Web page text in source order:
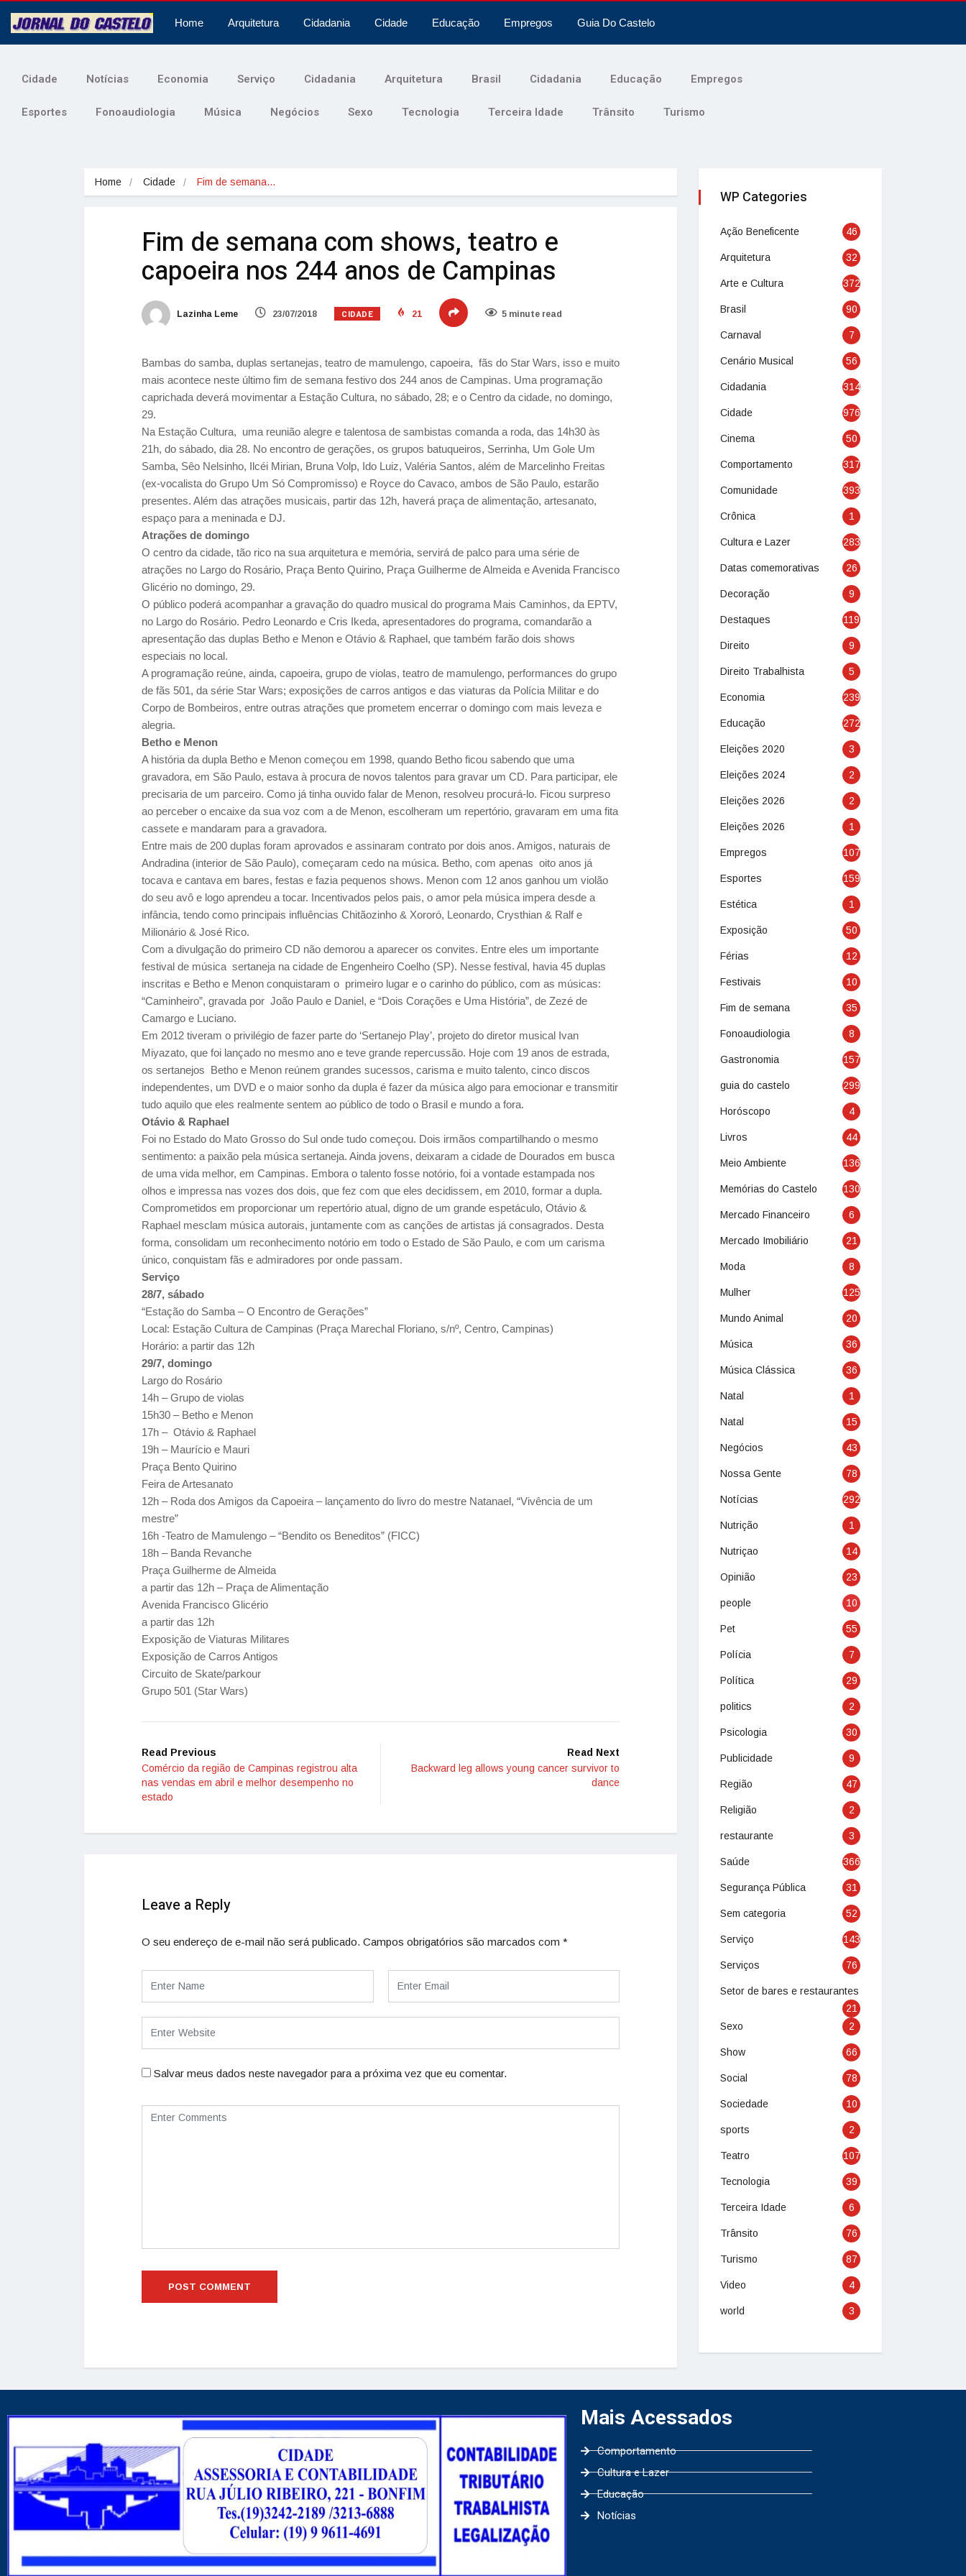
Home Arquitetura Cidadania Cidade Educação Empregos Guia Do Castelo
Cidade Notícias Economia Serviço Cidadania Arquitetura Brasil Cidadania Educação Empregos
Esportes Fonoaudiologia Música Negócios Sexo Tecnologia Terceira Idade Trânsito Turismo
Home Cidade Fim de semana…
Fim de semana com shows, teatro e
capoeira nos 244 anos de Campinas
Lazinha Leme 23/07/2018 CIDADE 21 5 minute read
Bambas do samba, duplas sertanejas, teatro de mamulengo, capoeira, fãs do Star Wars, isso e muito
mais acontece neste último fim de semana festivo dos 244 anos de Campinas. Uma programação
caprichada deverá movimentar a Estação Cultura, no sábado, 28; e o Centro da cidade, no domingo,
29.
Na Estação Cultura, uma reunião alegre e talentosa de sambistas comanda a roda, das 14h30 às
21h, do sábado, dia 28. No encontro de gerações, os grupos batuqueiros, Serrinha, Um Gole Um
Samba, Sêo Nelsinho, Ilcéi Mirian, Bruna Volp, Ido Luiz, Valéria Santos, além de Marcelinho Freitas
(ex-vocalista do Grupo Um Só Compromisso) e Royce do Cavaco, ambos de São Paulo, estarão
presentes. Além das atrações musicais, partir das 12h, haverá praça de alimentação, artesanato,
espaço para a meninada e DJ.
Atrações de domingo
O centro da cidade, tão rico na sua arquitetura e memória, servirá de palco para uma série de
atrações no Largo do Rosário, Praça Bento Quirino, Praça Guilherme de Almeida e Avenida Francisco
Glicério no domingo, 29.
O público poderá acompanhar a gravação do quadro musical do programa Mais Caminhos, da EPTV,
no Largo do Rosário. Pedro Leonardo e Cris Ikeda, apresentadores do programa, comandarão a
apresentação das duplas Betho e Menon e Otávio & Raphael, que também farão dois shows
especiais no local.
A programação reúne, ainda, capoeira, grupo de violas, teatro de mamulengo, performances do grupo
de fãs 501, da série Star Wars; exposições de carros antigos e das viaturas da Polícia Militar e do
Corpo de Bombeiros, entre outras atrações que prometem encerrar o domingo com mais leveza e
alegria.
Betho e Menon
A história da dupla Betho e Menon começou em 1998, quando Betho ficou sabendo que uma
gravadora, em São Paulo, estava à procura de novos talentos para gravar um CD. Para participar, ele
precisaria de um parceiro. Como já tinha ouvido falar de Menon, resolveu procurá-lo. Ficou surpreso
ao perceber o encaixe da sua voz com a de Menon, escolheram um repertório, gravaram em uma fita
cassete e mandaram para a gravadora.
Entre mais de 200 duplas foram aprovados e assinaram contrato por dois anos. Amigos, naturais de
Andradina (interior de São Paulo), começaram cedo na música. Betho, com apenas oito anos já
tocava e cantava em bares, festas e fazia pequenos shows. Menon com 12 anos ganhou um violão
do seu avô e logo aprendeu a tocar. Incentivados pelos pais, o amor pela música impera desde a
infância, tendo como principais influências Chitãozinho & Xororó, Leonardo, Crysthian & Ralf e
Milionário & José Rico.
Com a divulgação do primeiro CD não demorou a aparecer os convites. Entre eles um importante
festival de música sertaneja na cidade de Engenheiro Coelho (SP). Nesse festival, havia 45 duplas
inscritas e Betho e Menon conquistaram o primeiro lugar e o carinho do público, com as músicas:
“Caminheiro”, gravada por João Paulo e Daniel, e “Dois Corações e Uma História”, de Zezé de
Camargo e Luciano.
Em 2012 tiveram o privilégio de fazer parte do ‘Sertanejo Play’, projeto do diretor musical Ivan
Miyazato, que foi lançado no mesmo ano e teve grande repercussão. Hoje com 19 anos de estrada,
os sertanejos Betho e Menon reúnem grandes sucessos, carisma e muito talento, cinco discos
independentes, um DVD e o maior sonho da dupla é fazer da música algo para emocionar e transmitir
tudo aquilo que eles realmente sentem ao público de todo o Brasil e mundo a fora.
Otávio & Raphael
Foi no Estado do Mato Grosso do Sul onde tudo começou. Dois irmãos compartilhando o mesmo
sentimento: a paixão pela música sertaneja. Ainda jovens, deixaram a cidade de Dourados em busca
de uma vida melhor, em Campinas. Embora o talento fosse notório, foi a vontade estampada nos
olhos e impressa nas vozes dos dois, que fez com que eles decidissem, em 2010, formar a dupla.
Comprometidos em proporcionar um repertório atual, digno de um grande espetáculo, Otávio &
Raphael mesclam música autorais, juntamente com as canções de artistas já consagrados. Desta
forma, consolidam um reconhecimento notório em todo o Estado de São Paulo, e com um carisma
único, conquistam fãs e admiradores por onde passam.
Serviço
28/7, sábado
“Estação do Samba – O Encontro de Gerações”
Local: Estação Cultura de Campinas (Praça Marechal Floriano, s/nº, Centro, Campinas)
Horário: a partir das 12h
29/7, domingo
Largo do Rosário
14h – Grupo de violas
15h30 – Betho e Menon
17h – Otávio & Raphael
19h – Maurício e Mauri
Praça Bento Quirino
Feira de Artesanato
12h – Roda dos Amigos da Capoeira – lançamento do livro do mestre Natanael, “Vivência de um
mestre”
16h -Teatro de Mamulengo – “Bendito os Beneditos” (FICC)
18h – Banda Revanche
Praça Guilherme de Almeida
a partir das 12h – Praça de Alimentação
Avenida Francisco Glicério
a partir das 12h
Exposição de Viaturas Militares
Exposição de Carros Antigos
Circuito de Skate/parkour
Grupo 501 (Star Wars)
Read Previous
Comércio da região de Campinas registrou alta
nas vendas em abril e melhor desempenho no
estado
Read Next
Backward leg allows young cancer survivor to
dance
Leave a Reply
O seu endereço de e-mail não será publicado. Campos obrigatórios são marcados com *
Salvar meus dados neste navegador para a próxima vez que eu comentar.
WP Categories
Ação Beneficente 46
Arquitetura 32
Arte e Cultura 372
Brasil 90
Carnaval 7
Cenário Musical 56
Cidadania 314
Cidade 976
Cinema 50
Comportamento 317
Comunidade 393
Crônica 1
Cultura e Lazer 283
Datas comemorativas 26
Decoração 9
Destaques 119
Direito 9
Direito Trabalhista 5
Economia 239
Educação 272
Eleições 2020 3
Eleições 2024 2
Eleições 2026 2
Eleições 2026 1
Empregos 107
Esportes 159
Estética 1
Exposição 50
Férias 12
Festivais 10
Fim de semana 35
Fonoaudiologia 8
Gastronomia 157
guia do castelo 299
Horóscopo 4
Livros 44
Meio Ambiente 136
Memórias do Castelo 130
Mercado Financeiro 6
Mercado Imobiliário 21
Moda 8
Mulher 125
Mundo Animal 20
Música 36
Música Clássica 36
Natal 1
Natal 15
Negócios 43
Nossa Gente 78
Notícias 292
Nutrição 1
Nutriçao 14
Opinião 23
people 10
Pet 55
Polícia 7
Política 29
politics 2
Psicologia 30
Publicidade 9
Região 47
Religião 2
restaurante 3
Saúde 366
Segurança Pública 31
Sem categoria 52
Serviço 143
Serviços 76
Setor de bares e restaurantes
21
Sexo
2
Show 66
Social 78
Sociedade 10
sports 2
Teatro 107
Tecnologia 39
Terceira Idade 6
Trânsito 76
Turismo 87
Video 4
world 3
Mais Acessados
Comportamento
Cultura e Lazer
Educação
Notícias